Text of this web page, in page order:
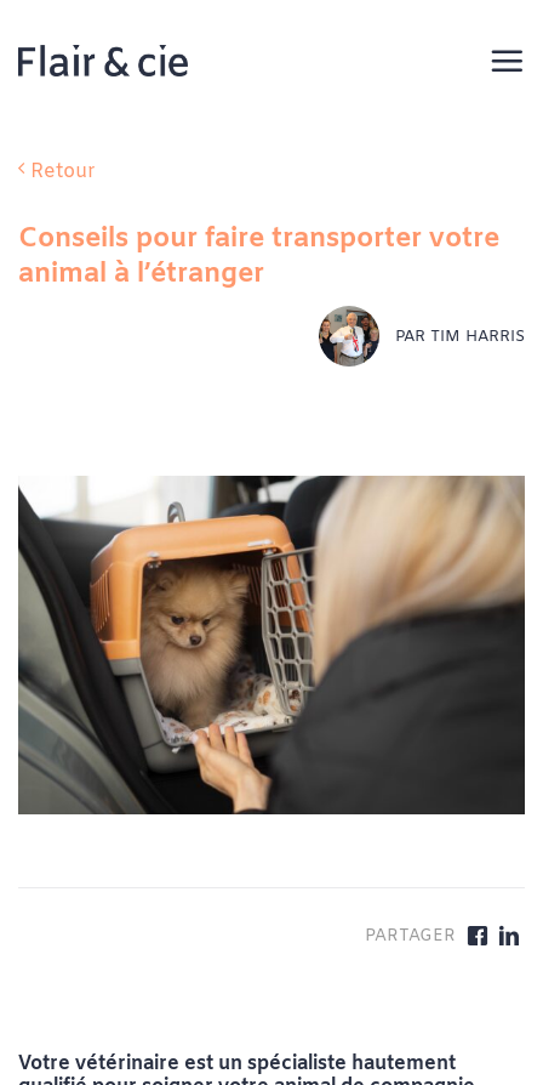
contenu
Retour
Conseils pour faire transporter votre
animal à l’étranger
PAR TIM HARRIS
Votre vétérinaire est un spécialiste hautement